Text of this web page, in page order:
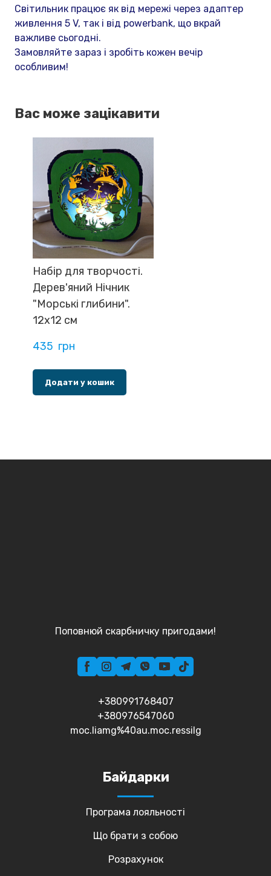
Світильник працює як від мережі через адаптер
живлення 5 V, так і від powerbank, що вкрай
важливе сьогодні.
Замовляйте зараз і зробіть кожен вечір
особливим!
Вас може зацікавити
Набір для творчості.
Дерев'яний Нічник
"Морські глибини".
12х12 см
435  грн
Додати у кошик
Поповнюй скарбничку пригодами!
+380991768407
+380976547060
moc.liamg%40au.moc.ressilg
Байдарки
Програма лояльності
Що брати з собою
Розрахунок